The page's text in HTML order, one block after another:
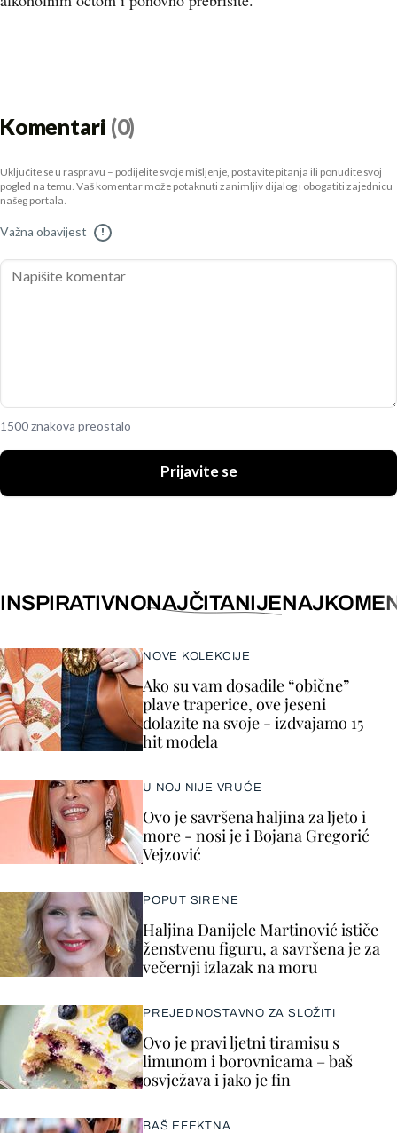
Komentari (0)
Uključite se u raspravu – podijelite svoje mišljenje, postavite pitanja ili ponudite svoj
pogled na temu. Vaš komentar može potaknuti zanimljiv dijalog i obogatiti zajednicu
našeg portala.
Važna obavijest !
1500 znakova preostalo
Prijavite se
INSPIRATIVNONAJČITANIJE
NOVE KOLEKCIJE
Ako su vam dosadile “obične”
plave traperice, ove jeseni
dolazite na svoje - izdvajamo 15
hit modela
U NOJ NIJE VRUĆE
Ovo je savršena haljina za ljeto i
more - nosi je i Bojana Gregorić
Vejzović
POPUT SIRENE
Haljina Danijele Martinović ističe
ženstvenu figuru, a savršena je za
večernji izlazak na moru
PREJEDNOSTAVNO ZA SLOŽITI
Ovo je pravi ljetni tiramisu s
limunom i borovnicama – baš
osvježava i jako je fin
BAŠ EFEKTNA